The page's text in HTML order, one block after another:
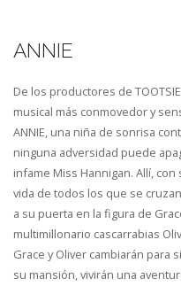
ANNIE
De los productores de
musical más conmovedor y
ANNIE, una niña de sonrisa
ninguna adversidad puede
infame Miss Hannigan. Allí,
vida de todos los que se
a su puerta en la figura de
multimillonario cascarrabias
Grace y Oliver cambiarán para
su mansión, vivirán una